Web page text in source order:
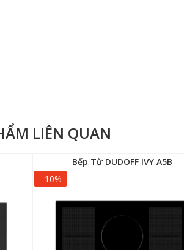
LIÊN QUAN
Bếp Từ DUDOFF IVY A5B
- 10%